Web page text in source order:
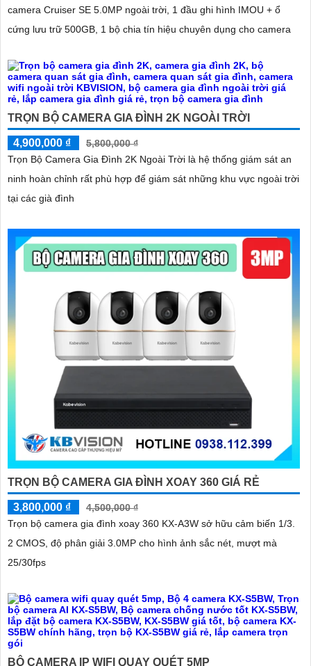
camera Cruiser SE 5.0MP ngoài trời, 1 đầu ghi hình IMOU + ổ
cứng lưu trữ 500GB, 1 bộ chia tín hiệu chuyên dụng cho camera
TRỌN BỘ CAMERA GIA ĐÌNH 2K NGOÀI TRỜI
4,900,000 ₫
5,800,000 ₫
Trọn Bộ Camera Gia Đình 2K Ngoài Trời là hệ thống giám sát an
ninh hoàn chỉnh rất phù hợp để giám sát những khu vực ngoài trời
tại các già đình
TRỌN BỘ CAMERA GIA ĐÌNH XOAY 360 GIÁ RẺ
3,800,000 ₫
4,500,000 ₫
Trọn bộ camera gia đình xoay 360 KX-A3W sở hữu cảm biến 1/3.
2 CMOS, độ phân giải 3.0MP cho hình ảnh sắc nét, mượt mà
25/30fps
BỘ CAMERA IP WIFI QUAY QUÉT 5MP